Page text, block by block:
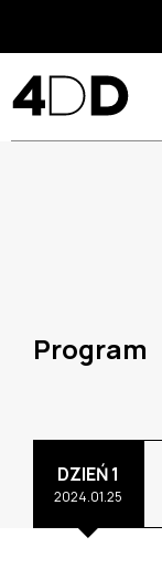
Program
DZIEŃ 1
2024.01.25